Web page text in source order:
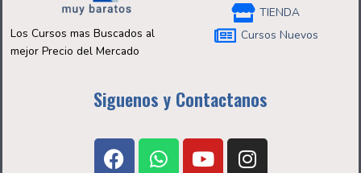
Los Cursos mas Buscados al
mejor Precio del Mercado
TIENDA
Cursos Nuevos
Siguenos y Contactanos
F
a
W
h
Y
o
I
n